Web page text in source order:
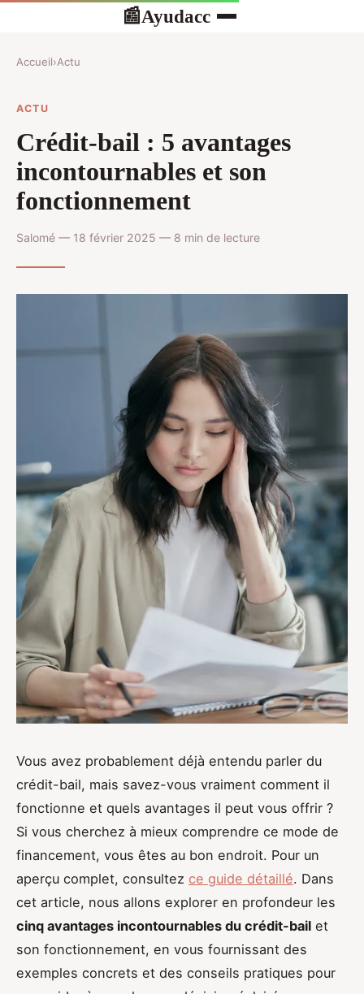
📰Ayudacc
Accueil›Actu
ACTU
Crédit-bail : 5 avantages
incontournables et son
fonctionnement
Salomé — 18 février 2025 — 8 min de lecture
Vous avez probablement déjà entendu parler du
crédit-bail, mais savez-vous vraiment comment il
fonctionne et quels avantages il peut vous offrir ?
Si vous cherchez à mieux comprendre ce mode de
financement, vous êtes au bon endroit. Pour un
aperçu complet, consultez ce guide détaillé. Dans
cet article, nous allons explorer en profondeur les
cinq avantages incontournables du crédit-bail et
son fonctionnement, en vous fournissant des
exemples concrets et des conseils pratiques pour